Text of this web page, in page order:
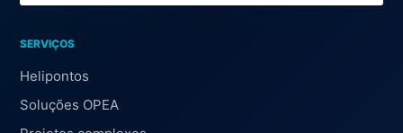
SERVIÇOS
Helipontos
Soluções OPEA